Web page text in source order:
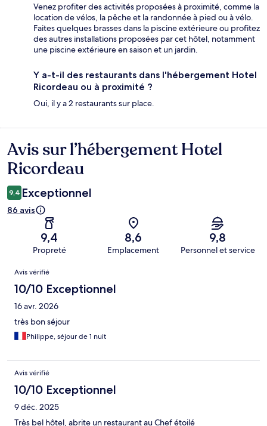
Venez profiter des activités proposées à proximité, comme la
location de vélos, la pêche et la randonnée à pied ou à vélo.
Faites quelques brasses dans la piscine extérieure ou profitez
des autres installations proposées par cet hôtel, notamment
une piscine extérieure en saison et un jardin.
Y a-t-il des restaurants dans l'hébergement Hotel
Ricordeau ou à proximité ?
Oui, il y a 2 restaurants sur place.
Avis
Avis sur l’hébergement Hotel
Ricordeau
9,4 Exceptionnel
86 avis
9,4
Propreté
8,6
Emplacement
9,8
Personnel et service
Avis
Avis vérifié
10/10 Exceptionnel
16 avr. 2026
très bon séjour
Philippe, séjour de 1 nuit
Avis vérifié
10/10 Exceptionnel
9 déc. 2025
Très bel hôtel, abrite un restaurant au Chef étoilé